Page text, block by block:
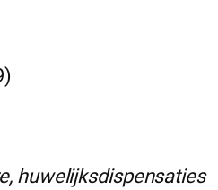
huwelijksdispensaties